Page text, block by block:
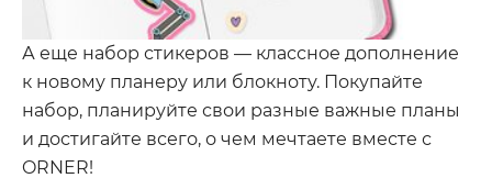
А еще набор стикеров — классное дополнение
к новому планеру или блокноту. Покупайте
набор, планируйте свои разные важные планы
и достигайте всего, о чем мечтаете вместе с
ORNER!